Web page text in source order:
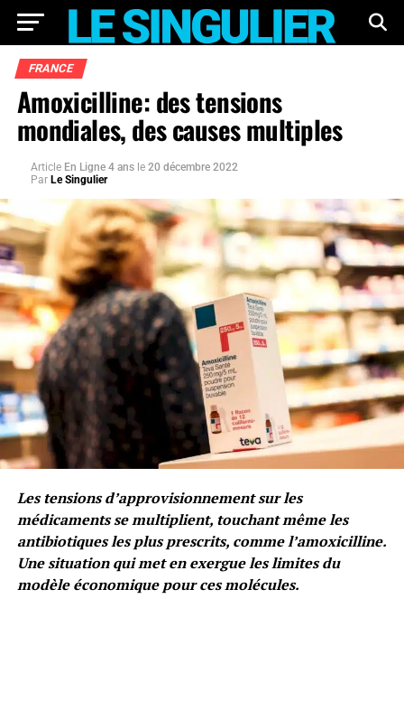
FRANCE
Amoxicilline: des tensions
mondiales, des causes multiples
Article En Ligne 4 ans le 20 décembre 2022
Par Le Singulier
Les tensions d’approvisionnement sur les
médicaments se multiplient, touchant même les
antibiotiques les plus prescrits, comme l’amoxicilline.
Une situation qui met en exergue les limites du
modèle économique pour ces molécules.